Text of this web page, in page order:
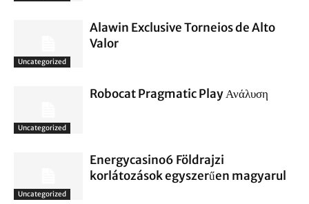
Uncategorized
Alawin Exclusive Torneios de Alto
Valor
Uncategorized
Robocat Pragmatic Play Ανάλυση
Uncategorized
Energycasino6 Földrajzi
korlátozások egyszerűen magyarul